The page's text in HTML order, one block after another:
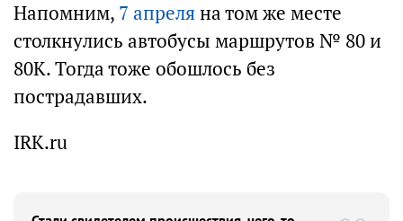
Напомним, 7 апреляна том же месте
столкнулись автобусы маршрутов № 80 и
80К. Тогда тоже обошлось без
пострадавших.
IRK.ru